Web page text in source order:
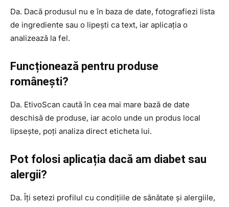
Da. Dacă produsul nu e în baza de date, fotografiezi lista
de ingrediente sau o lipești ca text, iar aplicația o
analizează la fel.
Funcționează pentru produse
românești?
Da. EtivoScan caută în cea mai mare bază de date
deschisă de produse, iar acolo unde un produs local
lipsește, poți analiza direct eticheta lui.
Pot folosi aplicația dacă am diabet sau
alergii?
Da. Îți setezi profilul cu condițiile de sănătate și alergiile,